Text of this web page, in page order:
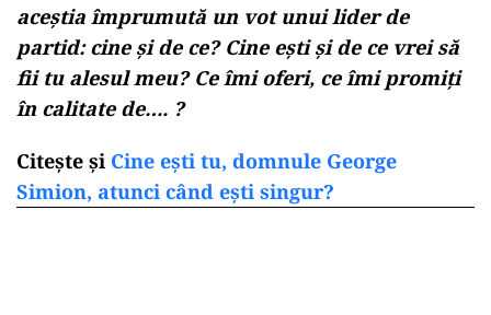
aceștia împrumută un vot unui lider de
partid: cine și de ce? Cine ești și de ce vrei să
fii tu alesul meu? Ce îmi oferi, ce îmi promiți
în calitate de…. ?
Citește și Cine ești tu, domnule George
Simion, atunci când ești singur?